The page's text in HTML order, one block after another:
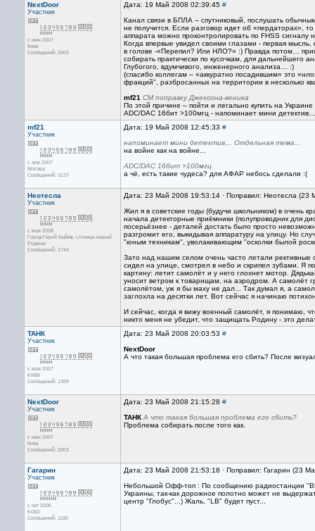
NextDoor
Участник
с июн 2007
Киев
Сообщений: 2003
Дата: 19 Май 2008 02:39:45 #
Канал связи в БПЛА – спутниковый, послушать
не получится. Если разговор идет об «пердаторах», то
аппарата можно проконтролировать по FHSS сигналу
Когда впервые увидел своими глазами - первая мысль,
в голове -«Перепил? Или НЛО?» :) Правда потом…
собирать практически по кусочкам, для дальнейшего
Глубогого, вдумчивого, инженерного анализа… :)
(спасибо коллегам – «аккуратно посадившим» это
фракций", разбросанных на территории в несколько
mf21 СМ поправку Джексона-веника
По этой причине – пойти и легально купить на
ADC/DAC 16бит >100мгц - напоминает мини
mf21
Участник
с апр 2007
Москва
Сообщений: 3137
Дата: 19 Май 2008 12:45:33 #
напоминает мини детектив… Отдельная тема...
на войне как на войне...
ADC/DAC 16бит >100мгц
а чё, есть такие чудеса? для АФАР небось сделали :(
Неотесла
Участник
с мая 2008
Город-Герой Кыйив, столица нашей
Родины
Сообщений: 1744
Дата: 23 Май 2008 19:53:14 · Поправил: Неотесла
Жил я в советские годы (будучи школьником) в очень
начала детекторные приёмники (полупроводник для
посерьёзнее - деталей достать было просто
разгромит его, выкидывая аппаратуру на улицу. Но
"юным техникам", уволакивающим "осколки былой
Зато над нашим селом очень часто летали
сидел на улице, смотрел в небо и скрипел зубами. Я
картину: летит самолёт и у него глохнет мотор.
уносит ветром к товарищам, на аэродром. А самолёт
самолётом, уж я бы маху не дал... Так думал я, а
заглохла на десятки лет. Вот сейчас я начинаю
И сейчас, когда я вижу военный самолёт, я понимаю,
никто меня не убедит, что защищать Родину - это
ТАНК
Участник
с мая 2007
KN88
Сообщений: 1309
Дата: 23 Май 2008 20:03:53 #
NextDoor
А что такая большая проблема его сбить? После
NextDoor
Участник
с июн 2007
Киев
Сообщений: 2003
Дата: 23 Май 2008 21:15:28 #
ТАНК А что такая большая проблема его сбить?
Проблема собирать после того как.
Гагарин
Участник
с окт 2005
KO50
Сообщений: 1180
Дата: 23 Май 2008 21:53:18 · Поправил: Гагарин (23
Небольшой Офф-топ : По сообщению радиостанции
Украины, так-как дорожное полотно может не
центр "Глобус"...) Жаль, "LB" будет пуст...